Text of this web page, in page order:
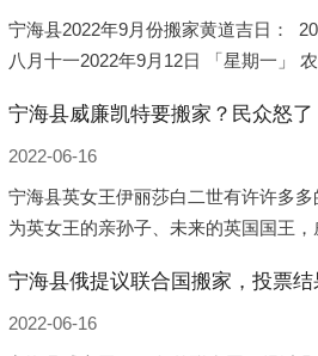
宁海县2022年9月份搬家黄道吉日：
八月十一2022年9月12日 「星期一」
宁海县威廉凯特要搬家？民众怒了
2022-06-16
宁海县英女王伊丽莎白二世有许许多
为英女王的亲孙子、未来的英国国王
是位于伦敦的肯辛顿宫，一处
宁海县俄提议联合国搬家，投票
2022-06-16